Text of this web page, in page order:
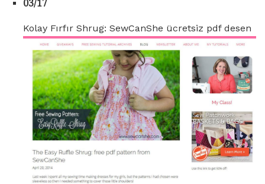
03/17
Kolay Fırfır Shrug: SewCanShe ücretsiz pdf desen